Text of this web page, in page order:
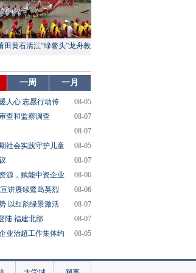
田黄石清江“绿鳌头”龙舟教
一周 一月
人心 志愿行动传
08-05
查和监察调查
08-07
08-07
社会实践守护儿童
08-05
08-07
源，赋能中资企业
08-06
讲赓续鹭岛英烈
08-06
以红韵绿景激活
08-07
陆 福建北部
08-07
业治超工作集体约
08-05